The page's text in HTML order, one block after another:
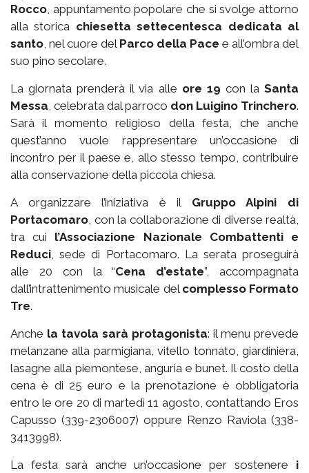
Rocco, appuntamento popolare che si svolge attorno
alla storica chiesetta settecentesca dedicata al
santo, nel cuore del Parco della Pace e all’ombra del
suo pino secolare.
La giornata prenderà il via alle ore 19 con laSanta
Messa, celebrata dal parroco don Luigino Trinchero.
Sarà il momento religioso della festa, che anche
quest’anno vuole rappresentare un’occasione di
incontro per il paese e, allo stesso tempo, contribuire
alla conservazione della piccola chiesa.
A organizzare l’iniziativa è il Gruppo Alpini di
Portacomaro, con la collaborazione di diverse realtà,
tra cui l’Associazione Nazionale Combattenti e
Reduci, sede di Portacomaro. La serata proseguirà
alle 20 con la “Cena d’estate”, accompagnata
dall’intrattenimento musicale del complesso Formato
Tre.
Anche la tavola sarà protagonista: il menu prevede
melanzane alla parmigiana, vitello tonnato, giardiniera,
lasagne alla piemontese, anguria e bunet. Il costo della
cena è di 25 euro e la prenotazione è obbligatoria
entro le ore 20 di martedì 11 agosto, contattando Eros
Capusso (339-2306007) oppure Renzo Raviola (338-
3413998).
La festa sarà anche un’occasione per sostenere i